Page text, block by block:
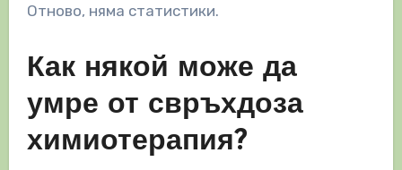
Отново, няма статистики.
Как някой може да
умре от свръхдоза
химиотерапия?